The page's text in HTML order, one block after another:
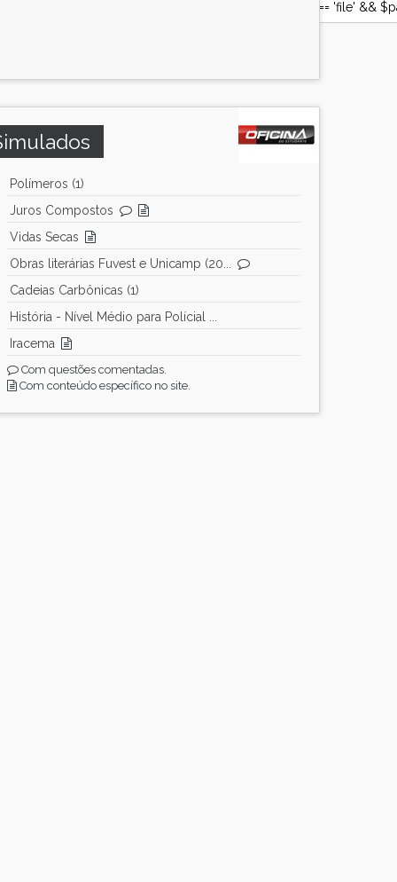
&& $document->size) || ($document->storage_type == 'file' &&
Polímeros (1)
Juros Compostos
Vidas Secas
Obras literárias Fuvest e Unicamp (20...
Cadeias Carbônicas (1)
História - Nível Médio para Polícial ...
Iracema
Com questões comentadas.
Com conteúdo específico no site.